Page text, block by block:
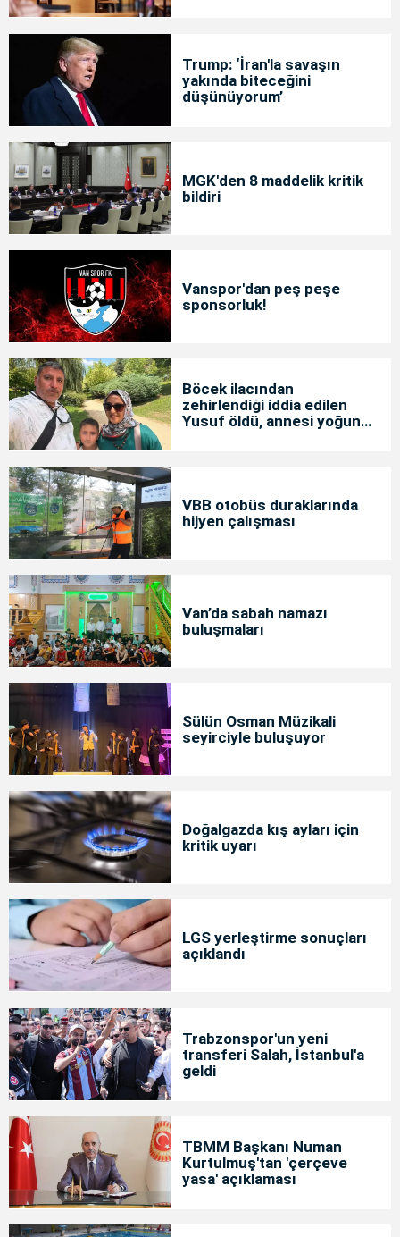
Trump: ‘İran'la savaşın
yakında biteceğini
düşünüyorum’
MGK'den 8 maddelik kritik
bildiri
Vanspor'dan peş peşe
sponsorluk!
Böcek ilacından
zehirlendiği iddia edilen
Yusuf öldü, annesi yoğun
VBB otobüs duraklarında
hijyen çalışması
Van’da sabah namazı
buluşmaları
Sülün Osman Müzikali
seyirciyle buluşuyor
Doğalgazda kış ayları için
kritik uyarı
LGS yerleştirme sonuçları
açıklandı
Trabzonspor'un yeni
transferi Salah, İstanbul'a
geldi
TBMM Başkanı Numan
Kurtulmuş'tan 'çerçeve
yasa' açıklaması